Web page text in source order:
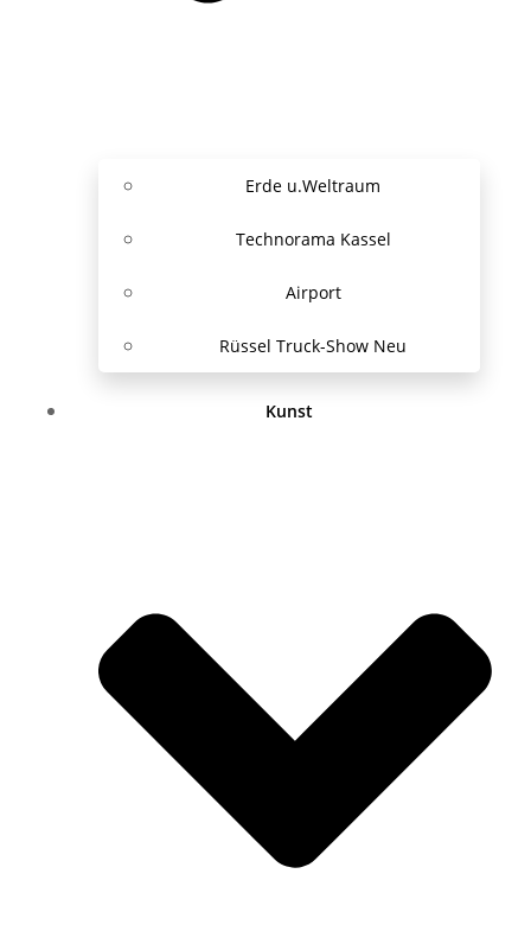
Erde u.Weltraum
Technorama Kassel
Airport
Rüssel Truck-Show Neu
Kunst